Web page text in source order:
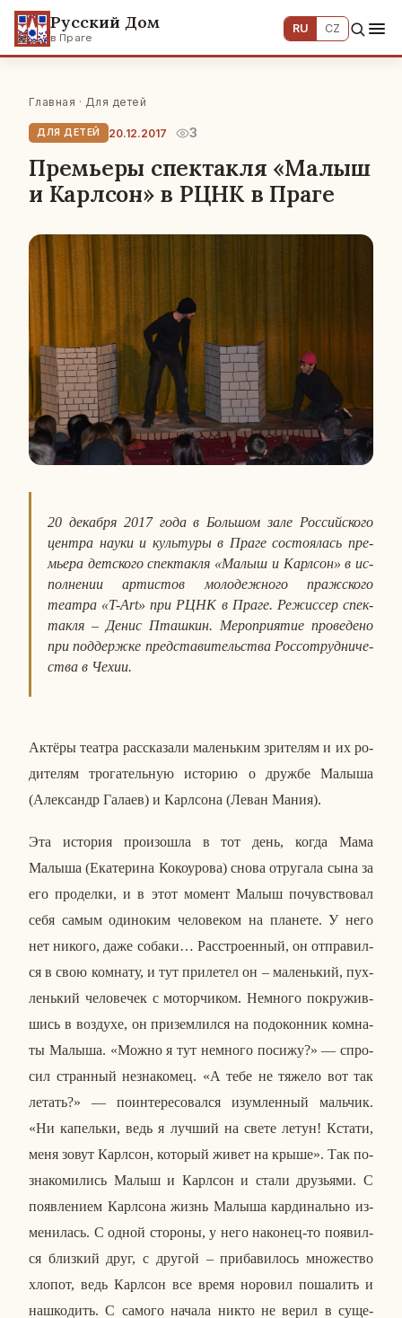
Русский Дом
в Праге
RU CZ
Главная · Для детей
ДЛЯ ДЕТЕЙ 20.12.2017 3
Премьеры спектакля «Малыш
и Карлсон» в РЦНК в Праге
20 де­каб­ря 2017 года в Боль­шом зале Рос­сий­ско­го
центра науки и куль­ту­ры в Праге со­сто­я­лась пре­
мье­ра дет­ско­го спек­так­ля «Малыш и Карлсон» в ис­
пол­не­нии ар­ти­стов мо­ло­деж­но­го праж­ско­го
театра «T-Art» при РЦНК в Праге. Ре­жис­сер спек­
так­ля – Денис Пташ­кин. Ме­ро­при­я­тие про­ве­де­но
при под­держ­ке пред­ста­ви­тель­ства Рос­со­труд­ни­че­
ства в Чехии.
Актёры театра рас­ска­за­ли ма­лень­ким зри­те­лям и их ро­
ди­те­лям тро­га­тель­ную ис­то­рию о дружбе Малыша
(Алек­сандр Галаев) и Карлсо­на (Леван Мания).
Эта ис­то­рия про­изо­шла в тот день, когда Мама
Малыша (Ека­те­ри­на Ко­ко­уро­ва) снова от­ру­га­ла сына за
его про­дел­ки, и в этот момент Малыш по­чув­ство­вал
себя самым оди­но­ким че­ло­ве­ком на пла­не­те. У него
нет никого, даже собаки… Рас­стро­ен­ный, он от­пра­вил­
ся в свою ком­на­ту, и тут при­ле­тел он – ма­лень­кий, пух­
лень­кий че­ло­ве­чек с мо­тор­чи­ком. Немно­го по­кру­жив­
шись в воз­ду­хе, он при­зем­лил­ся на под­окон­ник ком­на­
ты Малыша. «Можно я тут немно­го посижу?» — спро­
сил стран­ный незна­ко­мец. «А тебе не тяжело вот так
летать?» — по­ин­те­ре­со­вал­ся изум­лен­ный маль­чик.
«Ни ка­пель­ки, ведь я лучший на свете летун! Кстати,
меня зовут Карлсон, ко­то­рый живет на крыше». Так по­
зна­ко­ми­лись Малыш и Карлсон и стали дру­зья­ми. С
по­яв­ле­ни­ем Карлсо­на жизнь Малыша кар­ди­наль­но из­
ме­ни­лась. С одной сто­ро­ны, у него на­ко­нец-то по­явил­
ся близ­кий друг, с другой – при­ба­ви­лось мно­же­ство
хлопот, ведь Карлсон все время но­ро­вил по­ша­лить и
на­шко­дить. С самого начала никто не верил в су­ще­